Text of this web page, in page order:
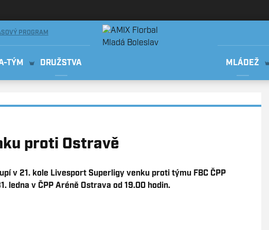
PROGRAM
TÝM DRUŽSTVA MLÁDEŽ
proti Ostravě
v 21. kole Livesport Superligy venku proti týmu FBC ČPP
ledna v ČPP Aréně Ostrava od 19.00 hodin.